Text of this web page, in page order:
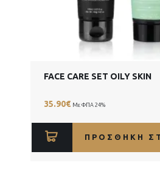
FACE CARE SET OILY SKIN
35.90€ Με ΦΠΑ 24%
ΠΡΟΣΘΉΚΗ